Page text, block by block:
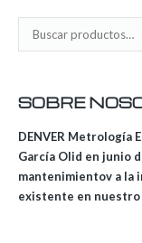
SOBRE
DENVER Metrología
García Olid en junio
mantenimientov a la
existente en nuestro